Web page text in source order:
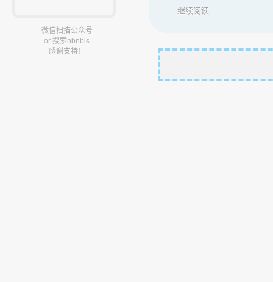
微信扫描公众号
or 搜索nbnbls
感谢支持！
继续阅读